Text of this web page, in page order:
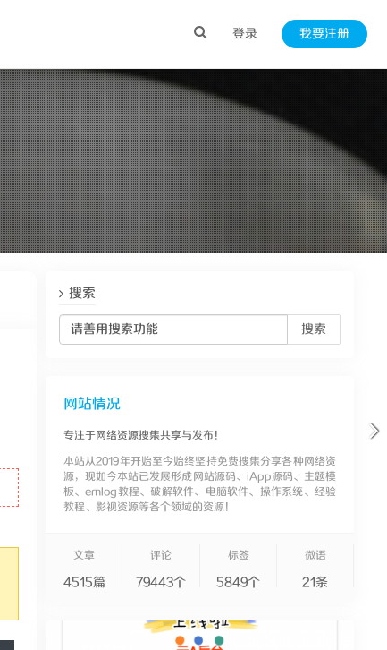
登录 我要注册
搜索
搜索
网站情况
专注于网络资源搜集共享与发布！
本站从2019年开始至今始终坚持免费搜集分享各种网络资
源，现如今本站已发展形成网站源码、iApp源码、主题模
板、emlog教程、破解软件、电脑软件、操作系统、经验
教程、影视资源等各个领域的资源！
文章
4515篇
评论
79443个
标签
5849个
微语
21条